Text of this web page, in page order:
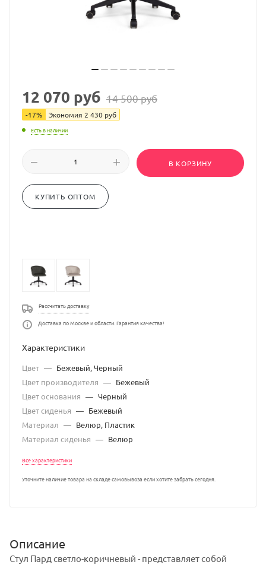
12 070 руб 14 500руб
-17% Экономия 2 430 руб
Есть в наличии
В КОРЗИНУ
КУПИТЬ ОПТОМ
Рассчитать доставку
Доставка по Москве и области. Гарантия качества!
Характеристики
Цвет — Бежевый, Черный
Цвет производителя — Бежевый
Цвет основания — Черный
Цвет сиденья — Бежевый
Материал — Велюр, Пластик
Материал сиденья — Велюр
Все характеристики
Уточните наличие товара на складе самовывоза если хотите забрать сегодня.
Описание
Стул Пард светло-коричневый - представляет собой